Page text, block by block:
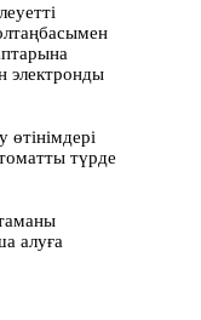
электронды
түрде
алуға